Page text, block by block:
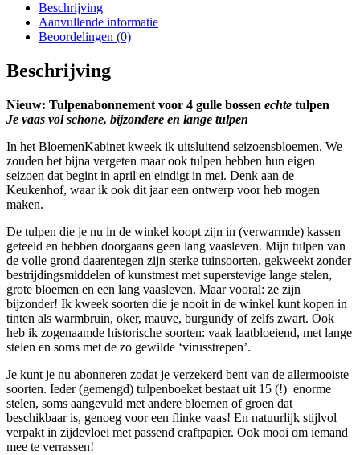
Beschrijving
Aanvullende informatie
Beoordelingen (0)
Beschrijving
Nieuw: Tulpenabonnement voor 4 gulle bossen echte tulpen
Je vaas vol schone, bijzondere en lange tulpen
In het BloemenKabinet kweek ik uitsluitend seizoensbloemen. We
zouden het bijna vergeten maar ook tulpen hebben hun eigen
seizoen dat begint in april en eindigt in mei. Denk aan de
Keukenhof, waar ik ook dit jaar een ontwerp voor heb mogen
maken.
De tulpen die je nu in de winkel koopt zijn in (verwarmde) kassen
geteeld en hebben doorgaans geen lang vaasleven. Mijn tulpen van
de volle grond daarentegen zijn sterke tuinsoorten, gekweekt zonder
bestrijdingsmiddelen of kunstmest met superstevige lange stelen,
grote bloemen en een lang vaasleven. Maar vooral: ze zijn
bijzonder! Ik kweek soorten die je nooit in de winkel kunt kopen in
tinten als warmbruin, oker, mauve, burgundy of zelfs zwart. Ook
heb ik zogenaamde historische soorten: vaak laatbloeiend, met lange
stelen en soms met de zo gewilde ‘virusstrepen’.
Je kunt je nu abonneren zodat je verzekerd bent van de allermooiste
soorten. Ieder (gemengd) tulpenboeket bestaat uit 15 (!) enorme
stelen, soms aangevuld met andere bloemen of groen dat
beschikbaar is, genoeg voor een flinke vaas! En natuurlijk stijlvol
verpakt in zijdevloei met passend craftpapier. Ook mooi om iemand
mee te verrassen!